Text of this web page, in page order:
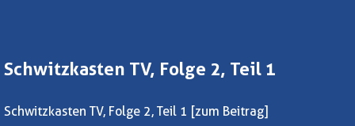
Schwitzkasten TV, Folge 2, Teil 1
Schwitzkasten TV, Folge 2, Teil 1 [zum Beitrag]